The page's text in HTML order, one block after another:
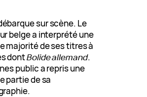
sur scène. Le
belge a interprété une
majorité de ses titres à
dontBolide allemand.
public a repris une
partie de sa